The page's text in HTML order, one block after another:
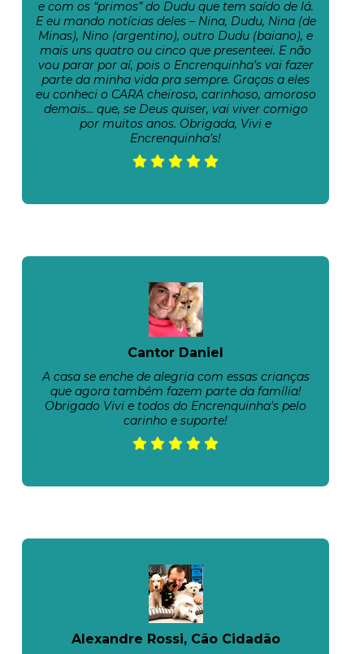
e com os “primos” do Dudu que tem saído de lá.
E eu mando notícias deles – Nina, Dudu, Nina (de
Minas), Nino (argentino), outro Dudu (baiano), e
mais uns quatro ou cinco que presenteei. E não
vou parar por aí, pois o Encrenquinha’s vai fazer
parte da minha vida pra sempre. Graças a eles
eu conheci o CARA cheiroso, carinhoso, amoroso
demais… que, se Deus quiser, vai viver comigo
por muitos anos. Obrigada, Vivi e
Encrenquinha’s!
Cantor Daniel
A casa se enche de alegria com essas crianças
que agora também fazem parte da família!
Obrigado Vivi e todos do Encrenquinha's pelo
carinho e suporte!
Alexandre Rossi, Cão Cidadão